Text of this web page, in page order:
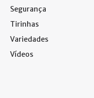
Segurança
Tirinhas
Variedades
Vídeos